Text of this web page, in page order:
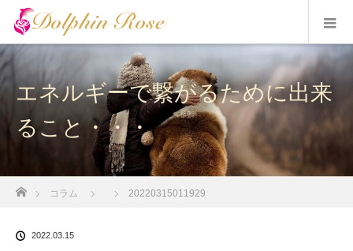
エネルギーで繋がるために出来
ること・・・
コラム 20220315011929
2022.03.15